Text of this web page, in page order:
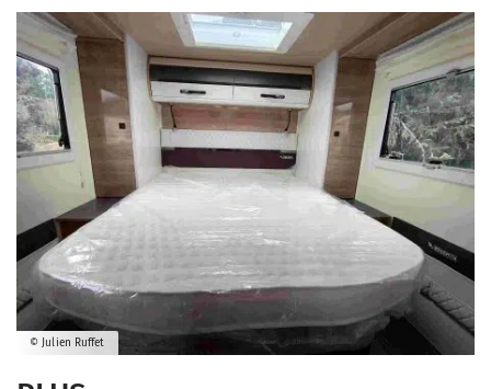
© Julien Ruffet